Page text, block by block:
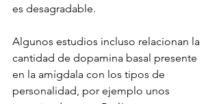
es desagradable.
Algunos estudios incluso relacionan la
cantidad de dopamina basal presente
en la amígdala con los tipos de
personalidad, por ejemplo unos